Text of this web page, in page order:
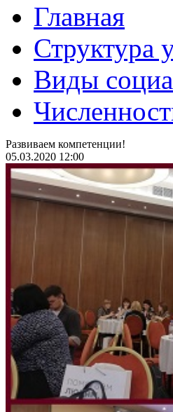
Главная
Структура
Виды
Развиваем компетенции!
05.03.2020 12:00